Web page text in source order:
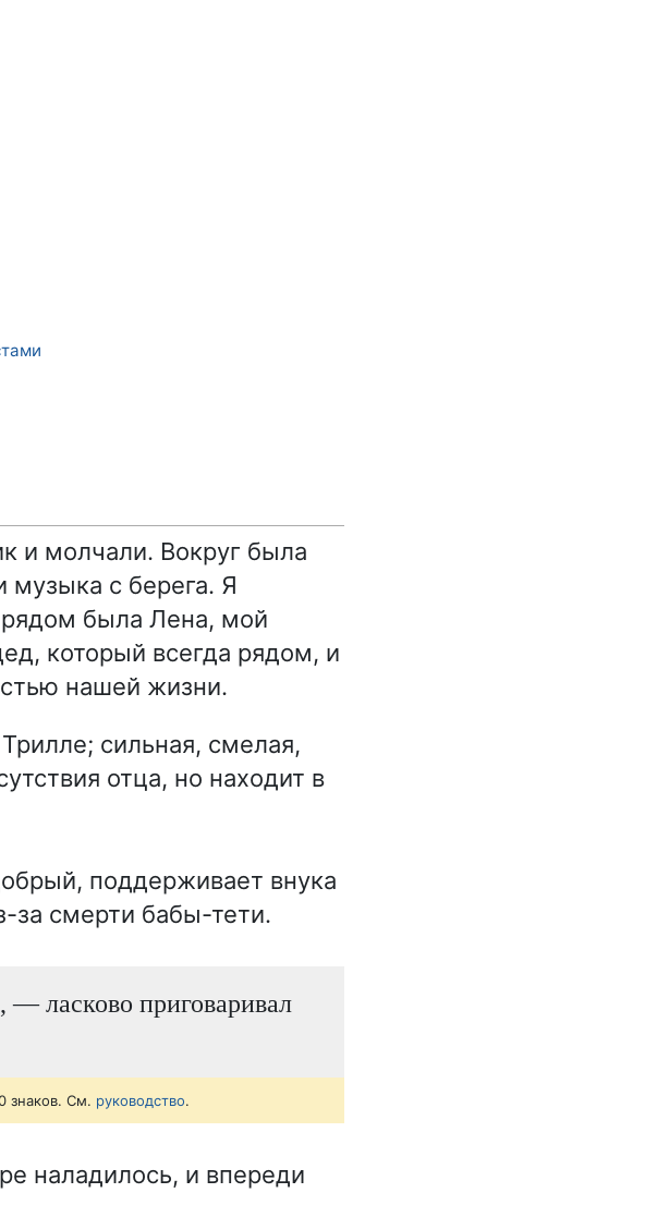
и молчали. Вокруг была
музыка с берега. Я
рядом была Лена, мой
который всегда рядом, и
нашей жизни.
сильная, смелая,
отца, но находит в
поддерживает внука
за смерти бабы-тети.
ласково приговаривал
знаков. См. руководство.
наладилось, и впереди